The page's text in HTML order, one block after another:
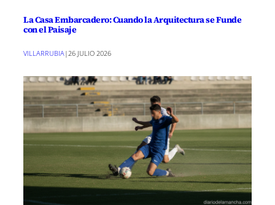
La Casa Embarcadero: Cuando la Arquitectura se Funde
con el Paisaje
VILLARRUBIA|26 JULIO 2026